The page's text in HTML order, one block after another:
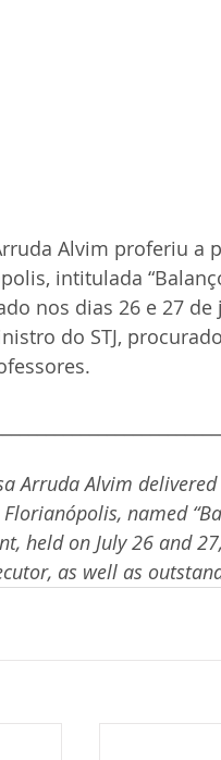
Alvim proferiu a
intitulada
nos dias 26 e 27
do STJ,
Arruda Alvim
Florianópolis, named
held on July 26 and
as well as